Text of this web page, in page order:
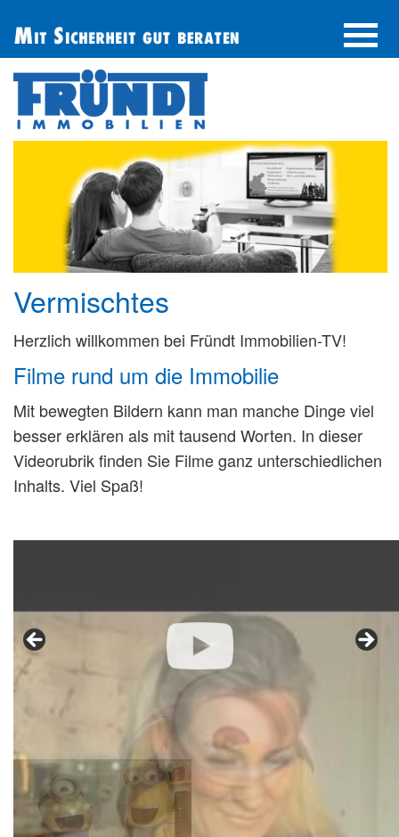
UNTERNEHMEN
IMMOBILIE FINDEN
IMMOBILIE ANBIETEN
BERATUNG
ÜBER UNS
SERVICE
Vermischtes
Herzlich willkommen bei Fründt Immobilien-TV!
Filme rund um die Immobilie
Mit bewegten Bildern kann man manche Dinge viel
besser erklären als mit tausend Worten. In dieser
Videorubrik finden Sie Filme ganz unterschiedlichen
Inhalts. Viel Spaß!